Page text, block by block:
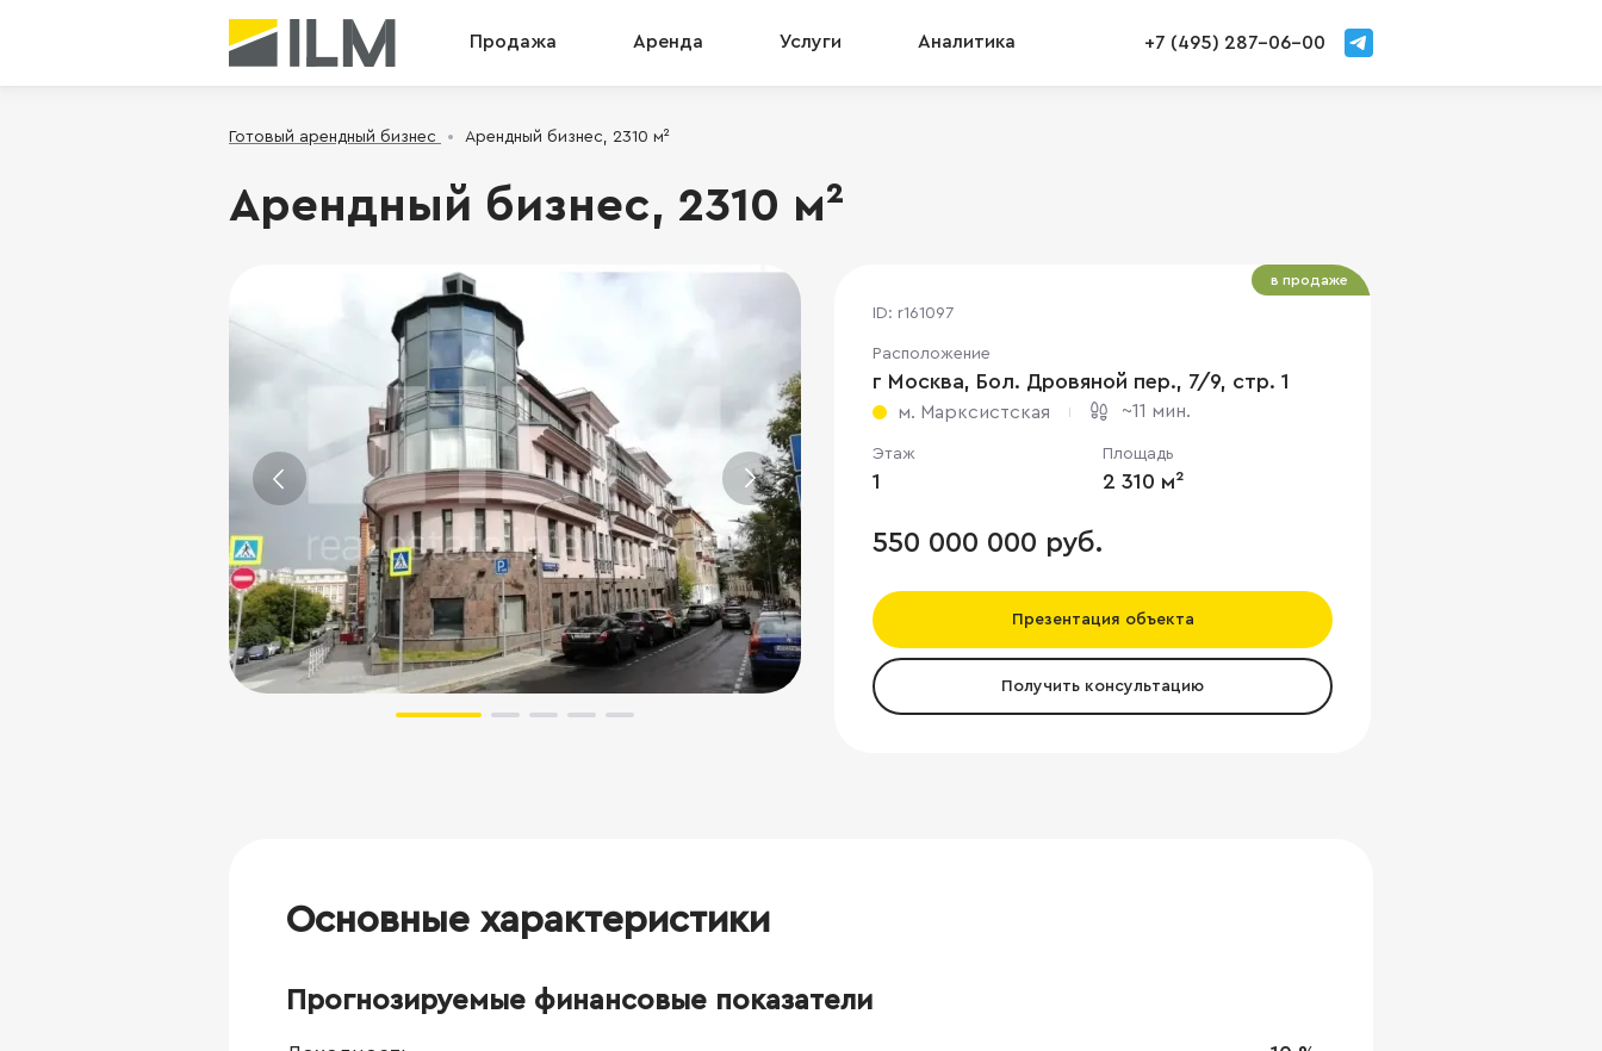
Продажа Аренда Услуги Аналитика +7 (495) 287-06-00
Готовый арендный бизнес Арендный бизнес, 2310 м²
Арендный бизнес, 2310 м²
ID: r161097
Расположение
г Москва, Бол. Дровяной пер., 7/9, стр. 1
м. Марксистская ~11 мин.
Этаж
1
Площадь
2 310 м²
550 000 000 руб.
Презентация объекта
Получить консультацию
в продаже
Основные характеристики
Прогнозируемые финансовые показатели